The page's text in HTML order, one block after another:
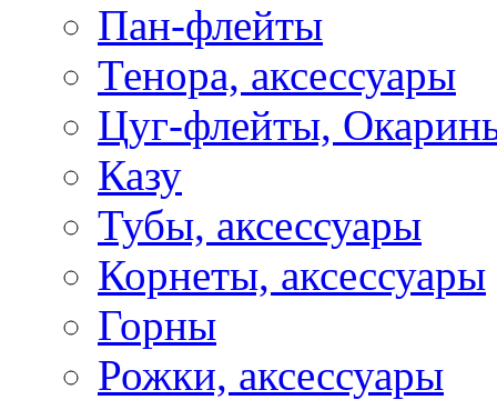
Пан-флейты
Тенора, аксессуары
Цуг-флейты,
Казу
Тубы, аксессуары
Корнеты, аксессуары
Горны
Рожки, аксессуары